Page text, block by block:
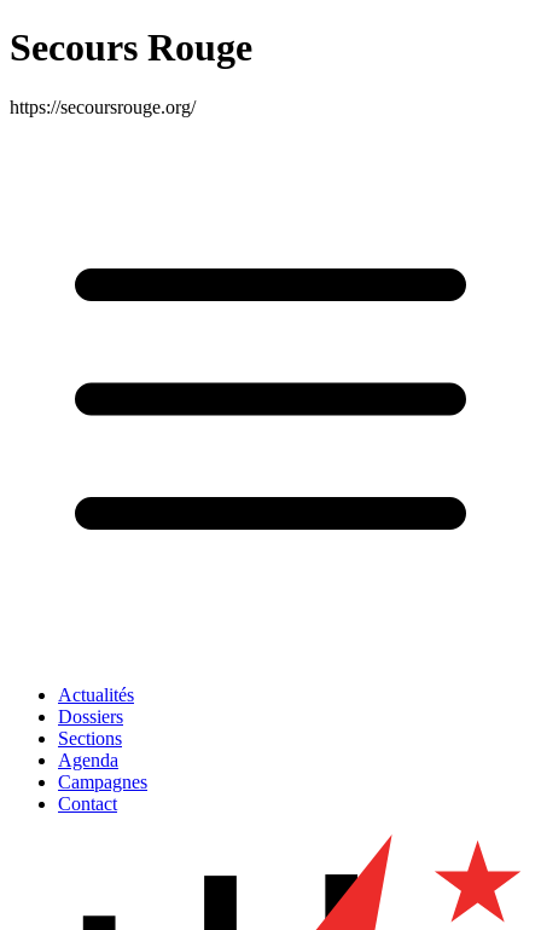
Secours Rouge
https://secoursrouge.org/
Actualités
Dossiers
Sections
Agenda
Campagnes
Contact